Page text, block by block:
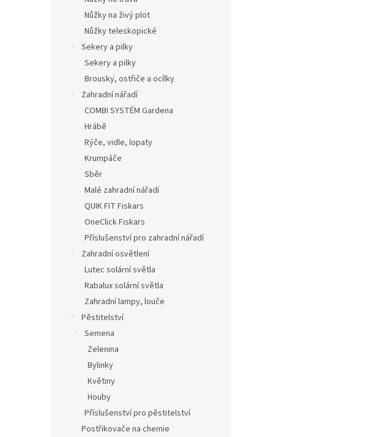
Nůžky na živý plot
Nůžky teleskopické
Sekery a pilky
Sekery a pilky
Brousky, ostřiče a ocílky
Zahradní nářadí
COMBI SYSTÉM Gardena
Hrábě
Rýče, vidle, lopaty
Krumpáče
Sběr
Malé zahradní nářadí
QUIK FIT Fiskars
OneClick Fiskars
Příslušenství pro zahradní nářadí
Zahradní osvětlení
Lutec solární světla
Rabalux solární světla
Zahradní lampy, louče
Pěstitelství
Semena
Zelenina
Bylinky
Květiny
Houby
Příslušenství pro pěstitelství
Postřikovače na chemie